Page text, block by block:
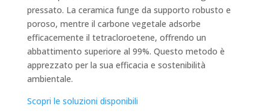
pressato. La ceramica funge da supporto robusto e
poroso, mentre il carbone vegetale adsorbe
efficacemente il tetracloroetene, offrendo un
abbattimento superiore al 99%. Questo metodo è
apprezzato per la sua efficacia e sostenibilità
ambientale.
Scopri le soluzioni disponibili